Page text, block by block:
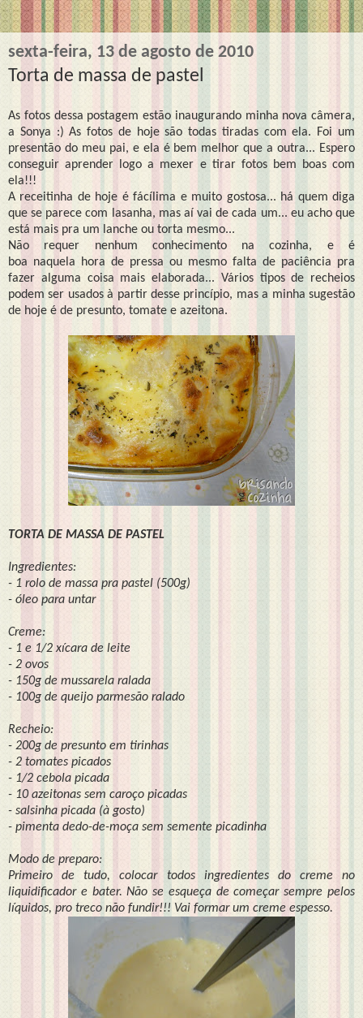
sexta-feira, 13 de agosto de 2010
Torta de massa de pastel
As fotos dessa postagem estão inaugurando minha nova câmera,
a Sonya :) As fotos de hoje são todas tiradas com ela. Foi um
presentão do meu pai, e ela é bem melhor que a outra... Espero
conseguir aprender logo a mexer e tirar fotos bem boas com
ela!!!
A receitinha de hoje é fácílima e muito gostosa... há quem diga
que se parece com lasanha, mas aí vai de cada um... eu acho que
está mais pra um lanche ou torta mesmo...
Não requer nenhum conhecimento na cozinha, e é
boa naquela hora de pressa ou mesmo falta de paciência pra
fazer alguma coisa mais elaborada... Vários tipos de recheios
podem ser usados à partir desse princípio, mas a minha sugestão
de hoje é de presunto, tomate e azeitona.
TORTA DE MASSA DE PASTEL
Ingredientes:
- 1 rolo de massa pra pastel (500g)
- óleo para untar
Creme:
- 1 e 1/2 xícara de leite
- 2 ovos
- 150g de mussarela ralada
- 100g de queijo parmesão ralado
Recheio:
- 200g de presunto em tirinhas
- 2 tomates picados
- 1/2 cebola picada
- 10 azeitonas sem caroço picadas
- salsinha picada (à gosto)
- pimenta dedo-de-moça sem semente picadinha
Modo de preparo:
Primeiro de tudo, colocar todos ingredientes do creme no
liquidificador e bater. Não se esqueça de começar sempre pelos
líquidos, pro treco não fundir!!! Vai formar um creme espesso.